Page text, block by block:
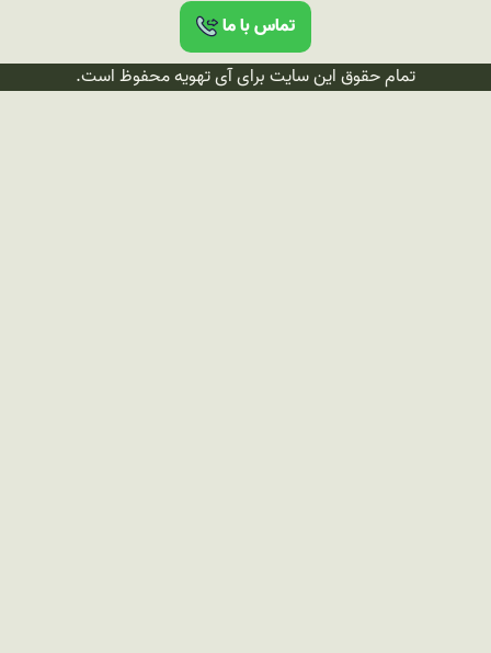
تماس با ما
تمام حقوق این سایت برای آی تهویه محفوظ است.